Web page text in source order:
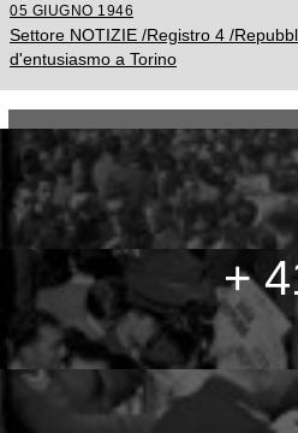
05 GIUGNO 1946
Settore NOTIZIE /Registro 4 /
d'entusiasmo a Torino
+